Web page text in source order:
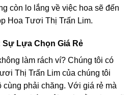
còn lo lắng về việc hoa sẽ đến
Hoa Tươi Thị Trấn Lim.
Sự Lựa Chọn Giá Rẻ
làm rách ví? Chúng tôi có
Thị Trấn Lim của chúng tôi
cùng phải chăng. Với giá rẻ mà